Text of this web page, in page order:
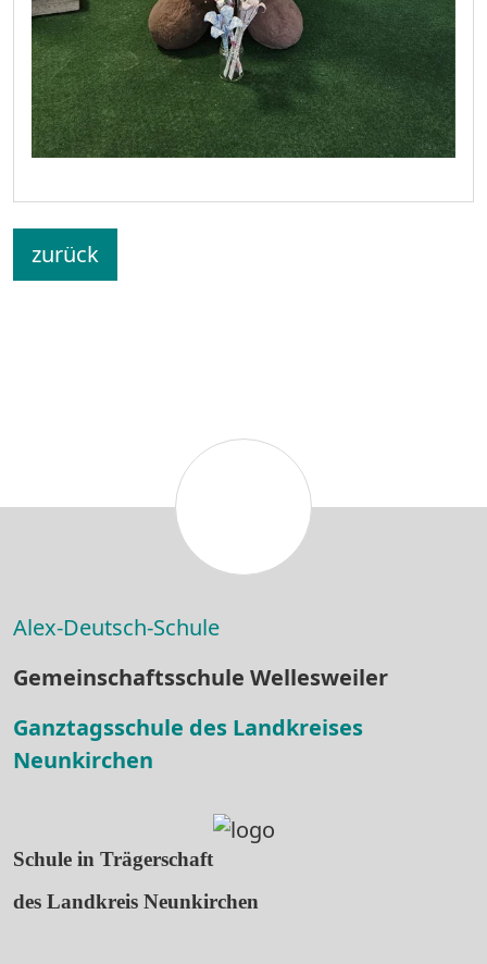
zurück
Alex-Deutsch-Schule
Gemeinschaftsschule Wellesweiler
Ganztagsschule des Landkreises
Neunkirchen
Schule in Trägerschaft
des Landkreis Neunkirchen